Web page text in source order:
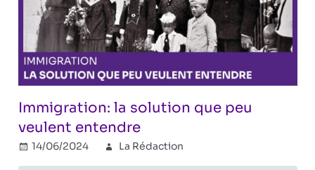
Immigration: la solution que peu
veulent entendre
14/06/2024 La Rédaction
Réflexions
fermés